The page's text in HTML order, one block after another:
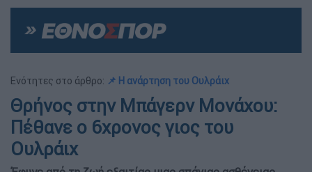
Ενότητες στο άρθρο: 📌 Η ανάρτηση του Ουλράιχ
Θρήνος στην Μπάγερν Μονάχου:
Πέθανε ο 6χρονος γιος του
Ουλράιχ